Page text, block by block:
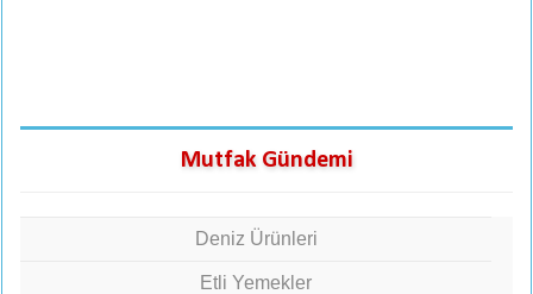
Mutfak Gündemi
Deniz Ürünleri
Etli Yemekler